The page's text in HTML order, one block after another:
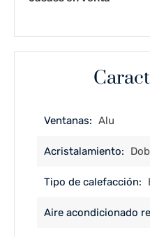
Ventanas: Alu
Acristalamiento:
Tipo de calefacción:
Aire acondicionado